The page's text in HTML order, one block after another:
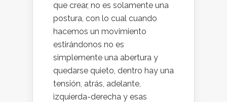
que crear, no es solamente una
postura, con lo cual cuando
hacemos un movimiento
estirándonos no es
simplemente una abertura y
quedarse quieto, dentro hay una
tensión, atrás, adelante,
izquierda-derecha y esas